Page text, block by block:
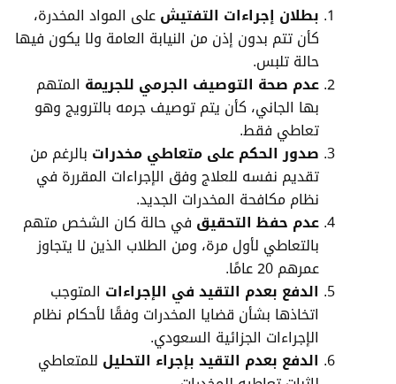
بطلان إجراءات التفتيشعلى المواد المخدرة،
كأن تتم بدون إذن من النيابة العامة ولا يكون فيها
حالة تلبس.
عدم صحة التوصيف الجرمي للجريمة المتهم
بها الجاني، كأن يتم توصيف جرمه بالترويج وهو
تعاطي فقط.
صدور الحكم على متعاطي مخدرات بالرغم من
تقديم نفسه للعلاج وفق الإجراءات المقررة في
نظام مكافحة المخدرات الجديد.
عدم حفظ التحقيق في حالة كان الشخص متهم
بالتعاطي لأول مرة، ومن الطلاب الذين لا يتجاوز
عمرهم 20 عامًا.
الدفع بعدم التقيد في الإجراءات المتوجب
اتخاذها بشأن قضايا المخدرات وفقًا لأحكام نظام
الإجراءات الجزائية السعودي.
الدفع بعدم التقيد بإجراء التحليل للمتعاطي